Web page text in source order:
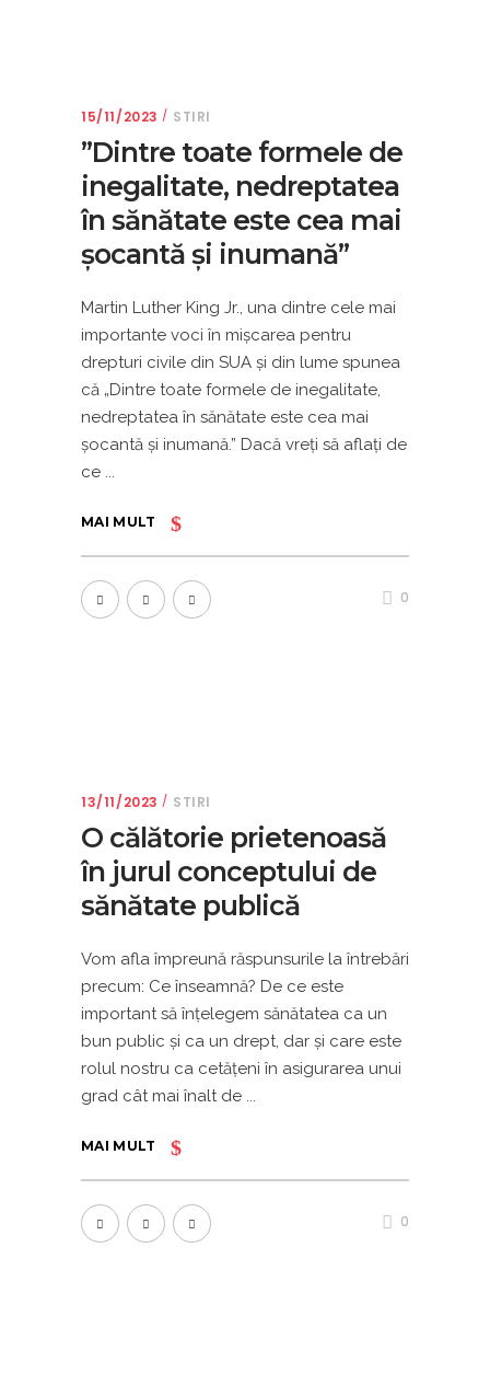
15/11/2023 STIRI
”Dintre toate formele de
inegalitate, nedreptatea
în sănătate este cea mai
șocantă și inumană”
Martin Luther King Jr., una dintre cele mai
importante voci în mișcarea pentru
drepturi civile din SUA și din lume spunea
că „Dintre toate formele de inegalitate,
nedreptatea în sănătate este cea mai
șocantă și inumană.” Dacă vreţi să aflaţi de
ce
MAI MULT
0
13/11/2023 STIRI
O călătorie prietenoasă
în jurul conceptului de
sănătate publică
Vom afla împreună răspunsurile la întrebări
precum: Ce înseamnă? De ce este
important să înțelegem sănătatea ca un
bun public şi ca un drept, dar şi care este
rolul nostru ca cetățeni în asigurarea unui
grad cât mai înalt de
MAI MULT
0